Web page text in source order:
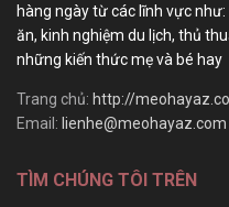
hàng ngày từ các lĩnh vực
ăn, kinh nghiệm du lịch, thủ
những kiến thức mẹ và bé hay
Trang chủ: http://
Email: lienhe@meohayaz.com
TÌM CHÚNG TÔI TRÊN